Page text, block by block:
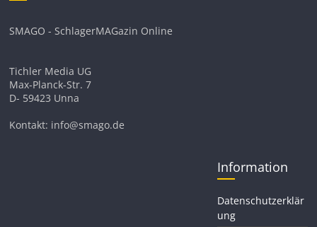
SMAGO - SchlagerMAGazin Online
Tichler Media UG
Max-Planck-Str. 7
D- 59423 Unna
Kontakt: info@smago.de
Information
Datenschutzerklär
ung